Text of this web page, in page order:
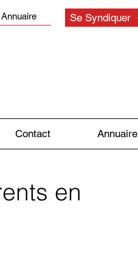
Se Syndiquer
Annuaire
Contact Annuaire
en